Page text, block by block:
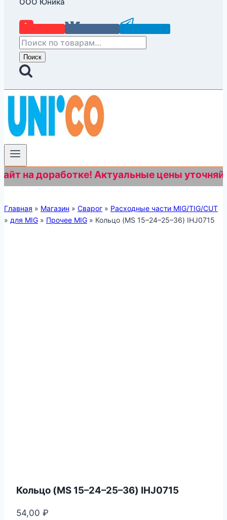
Искать:
Поиск
на доработке! Актуальные цены
Главная » Магазин » Сварог » Расходные части MIG/TIG/CUT
» для MIG » Прочее MIG » Кольцо (MS 15–24–25–36) IHJ0715
Кольцо (MS 15–24–25–36) IHJ0715
54,00 ₽